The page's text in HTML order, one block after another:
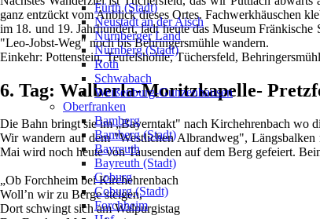
ganz entzückt vom Anblick dieses Ortes. Fachwerkhäuschen
im 18. und 19. Jahrhundert, lädt heute das Museum
"Leo-Jobst-Weg" noch bis Behringersmühle wandern.
Einkehr: Pottenstein, Teufelshöhle, Tüchersfeld,
6. Tag: Walberla-Moritzkapelle-
Die Bahn bringt sie im „Bayerntakt" nach Kirchehrenbach wo
Wir wandern auf dem "Westlichen Albrandweg", Längsbalken
Mai wird noch heute von Tausenden auf dem Berg gefeiert.
„Ob Forchheim bei Kirchehrenbach
Woll’n wir zu Berge steigen,
Dort schwingt sich am Walpurgistag
Fürth (Stadt)
Neustadt an der Aisch
Nürnberger Land
Nürnberg (Stadt)
Roth
Schwabach
Weißenburg-Gunzenhausen
Oberfranken
Bamberg
Bamberg (Stadt)
Bayreuth
Bayreuth (Stadt)
Coburg
Coburg (Stadt)
Forchheim